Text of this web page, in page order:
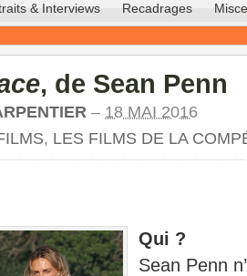
& Interviews Recadrages
, de Sean Penn
– 18 MAI 2016
, LES FILMS DE LA
Qui ?
Sean Penn